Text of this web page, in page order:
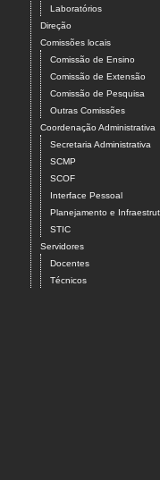
Laboratórios
Direção
Comissões locais
Comissão de Ensino
Comissão de Extensão
Comissão de Pesquisa
Outras Comissões
Coordenação Administrativa
Secretaria Administrativa
SCMP
SCOF
Interface Pessoal
Planejamento e
STIC
Servidores
Docentes
Técnicos